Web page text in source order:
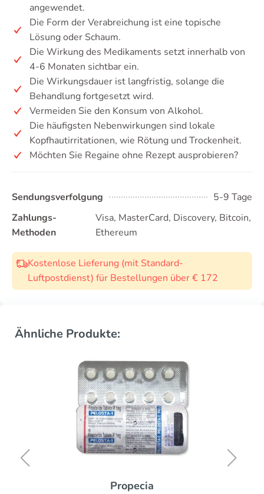
angewendet.
Die Form der Verabreichung ist eine topische
Lösung oder Schaum.
Die Wirkung des Medikaments setzt innerhalb von
4-6 Monaten sichtbar ein.
Die Wirkungsdauer ist langfristig, solange die
Behandlung fortgesetzt wird.
Vermeiden Sie den Konsum von Alkohol.
Die häufigsten Nebenwirkungen sind lokale
Kopfhautirritationen, wie Rötung und Trockenheit.
Möchten Sie Regaine ohne Rezept ausprobieren?
Sendungsverfolgung
5-9 Tage
Zahlungs-
Methoden
Visa, MasterCard, Discovery, Bitcoin,
Ethereum
Kostenlose Lieferung (mit Standard-
Luftpostdienst) für Bestellungen über € 172
Ähnliche Produkte:
Propecia